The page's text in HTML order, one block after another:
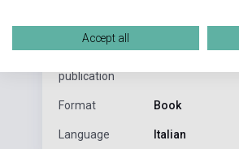
Publisher
publication
Format Book
Language Italian
Accept all